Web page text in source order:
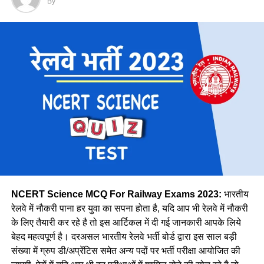
राथल की दो छोटी बेटियाँ है। वे बताती है कि घर और नौकरी का संतुलन
बनाना चुनौतीपूर्ण रहता है, फिर भी वे अपना संतुलन बखूबी तौर से निभाती
वे कहती है कि उनके इस काम को लेकर कई लोग ताने सुनाते है लेकिन वे
लोगों की बातों पर ध्यान नहीं देती है और अपना काम पूरे मन से करती है।
नीलम मानती है कि महिलाओ को हर क्षेत्र में आना चाहिए। क्योंकि महिला
जानें किस जोन में कितने पद पर होगी भर्ती
28606
पूर्व तट
8278
30327
1069
18383
उत्तर
38967
उत्तर पश्चिमी
15207
दक्षिण मध्य
16947
NCERT Science MCQ For Railway Exams 2023: भारतीय
रेलवे में नौकरी पाना हर युवा का सपना होता है, यदि आप भी रेलवे में नौकरी
के लिए तैयारी कर रहे है तो इस आर्टिकल में दी गई जानकारी आपके लिये
बेहद महत्वपूर्ण है। दरअसल भारतीय रेलवे भर्ती बोर्ड द्वारा इस साल बड़ी
संख्या में ग्रुप डी/अप्रेंटिस समेत अन्य पदों पर भर्ती परीक्षा आयोजित की